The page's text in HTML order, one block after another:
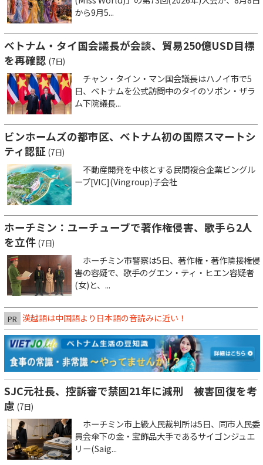
から9月5...
ベトナム・タイ国会議長が会談、貿易250億USD目標
を再確認 (7日)
チャン・タイン・マン国会議長はハノイ市で5
日、ベトナムを公式訪問中のタイのソポン・ザラ
ム下院議長...
ビンホームズの都市区、ベトナム初の国際スマートシ
ティ認証 (7日)
不動産開発を中核とする民間複合企業ビングル
ープ[VIC](Vingroup)子会社
ホーチミン：ユーチューブで著作権侵害、歌手ら2人
を立件 (7日)
ホーチミン市警察は5日、著作権・著作隣接権侵
害の容疑で、歌手のグエン・ティ・ヒエン容疑者
(女)と、...
PR 漢越語は中国語より日本語の音読みに近い！
SJC元社長、控訴審で禁固21年に減刑 被害回復を考
慮 (7日)
ホーチミン市上級人民裁判所は5日、同市人民委
員会傘下の金・宝飾品大手であるサイゴンジュエ
リー(Saig...